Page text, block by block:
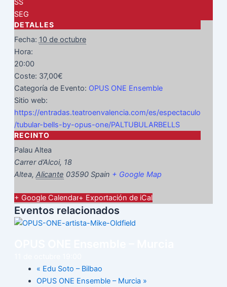
SS
SEG
DETALLES
Fecha: 10 de octubre
Hora:
20:00
Coste: 37,00€
Categoría de Evento: OPUS ONE Ensemble
Sitio web:
https://entradas.teatroenvalencia.com/es/espectaculo
/tubular-bells-by-opus-one/PALTUBULARBELLS
RECINTO
Palau Altea
Carrer d’Alcoi, 18
Altea, Alicante 03590 Spain + Google Map
+ Google Calendar+ Exportación de iCal
Eventos relacionados
« Edu Soto – Bilbao
OPUS ONE Ensemble – Murcia »